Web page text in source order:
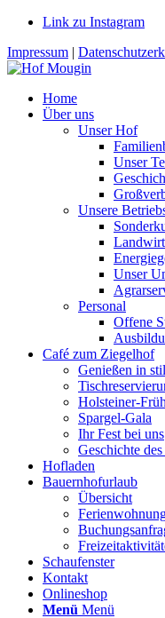
Link zu Instagram
Impressum |
Home
Über uns
Unser Hof
Unser
Unsere
Unser
Personal
Offene
Café zum Ziegelhof
Genießen in
Holsteiner-
Spargel-Gala
Ihr Fest bei uns
Geschichte
Hofladen
Bauernhofurlaub
Übersicht
Schaufenster
Kontakt
Onlineshop
Menü Menü